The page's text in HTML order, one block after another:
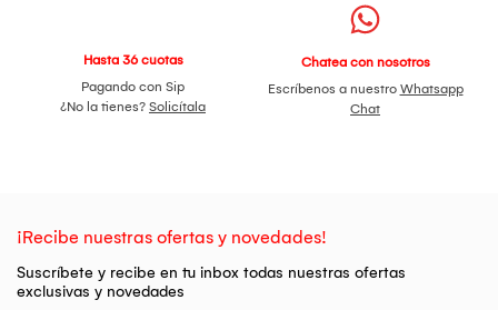
Hasta 36 cuotas
Pagando con Sip
¿No la tienes? Solicítala
Chatea con nosotros
Escríbenos a nuestro Whatsapp
Chat
¡Recibe nuestras ofertas y novedades!
Suscríbete y recibe en tu inbox todas nuestras ofertas
exclusivas y novedades